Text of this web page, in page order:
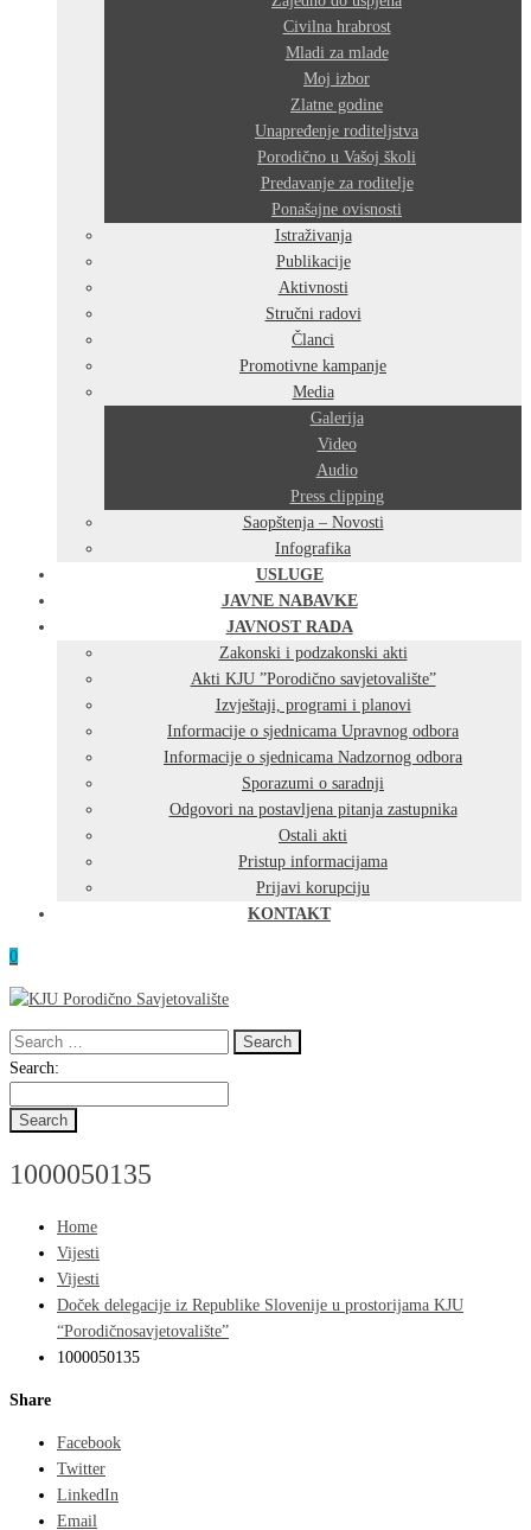
Civilna hrabrost
Mladi za mlade
Moj izbor
Zlatne godine
Unapređenje roditeljstva
Porodično u Vašoj školi
Predavanje za roditelje
Ponašajne ovisnosti
Istraživanja
Publikacije
Aktivnosti
Stručni radovi
Članci
Promotivne kampanje
Media
Galerija
Video
Audio
Press clipping
Saopštenja – Novosti
Infografika
USLUGE
JAVNE NABAVKE
JAVNOST RADA
Zakonski i podzakonski akti
Akti KJU ”Porodično savjetovalište”
Izvještaji, programi i planovi
Informacije o sjednicama Upravnog odbora
Informacije o sjednicama Nadzornog odbora
Sporazumi o saradnji
Odgovori na postavljena pitanja zastupnika
Ostali akti
Pristup informacijama
Prijavi korupciju
KONTAKT
0
Search
for:
Search
Search:
1000050135
Home
Vijesti
Vijesti
Doček delegacije iz Republike Slovenije u prostorijama KJU
“Porodičnosavjetovalište”
1000050135
Share
Facebook
Twitter
LinkedIn
Email